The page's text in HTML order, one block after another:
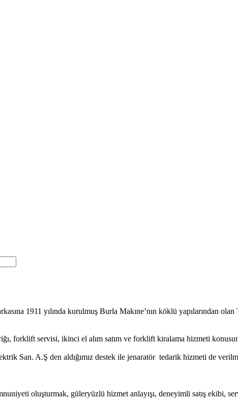
1911 yılında kurulmuş Burla Makıne’nın köklü yapılarından
forklift servisi, ikinci el alım satım ve forklift kiralama hizmeti
San. A.Ş den aldığımız destek ile jenaratör tedarik hizmeti de
oluşturmak, güleryüzlü hizmet anlayışı, deneyimli satış ekibi,